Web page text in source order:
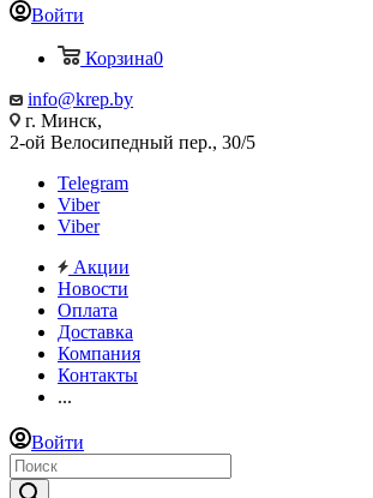
Войти
Корзина0
info@krep.by
г. Минск,
2-ой Велосипедный пер., 30/5
Telegram
Viber
Viber
Акции
Новости
Оплата
Доставка
Компания
Контакты
...
Войти